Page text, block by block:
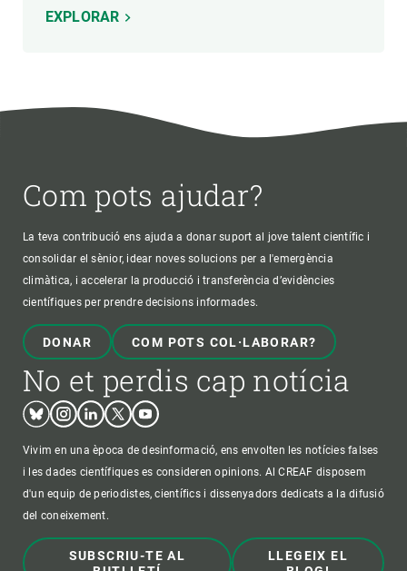
EXPLORAR
Com pots ajudar?
La teva contribució ens ajuda a donar suport al jove talent científic i
consolidar el sènior, idear noves solucions per a l'emergència
climàtica, i accelerar la producció i transferència d’evidències
científiques per prendre decisions informades.
DONAR COM POTS COL·LABORAR?
No et perdis cap notícia
BlueskyInstagram
LinkedinTwitterYoutube
Vivim en una època de desinformació, ens envolten les notícies falses
i les dades científiques es consideren opinions. Al CREAF disposem
d'un equip de periodistes, científics i dissenyadors dedicats a la difusió
del coneixement.
SUBSCRIU-TE AL
LLEGEIX EL